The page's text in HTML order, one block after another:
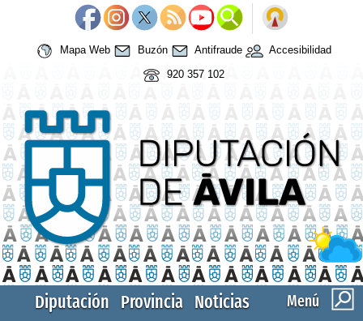
Mapa Web Buzón Antifraude
Accesibilidad
920 357 102
Menú
Diputación Provincia Noticias